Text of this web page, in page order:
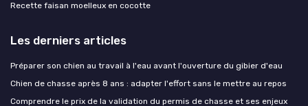
Recette faisan moelleux en cocotte
Les derniers articles
Préparer son chien au travail à l'eau avant l'ouverture du gibier d'eau
Chien de chasse après 8 ans : adapter l'effort sans le mettre au repos
Comprendre le prix de la validation du permis de chasse et ses enjeux